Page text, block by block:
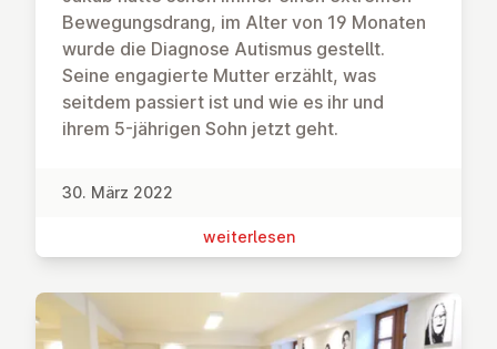
Bewegungsdrang, im Alter von 19 Monaten
wurde die Diagnose Autismus gestellt.
Seine engagierte Mutter erzählt, was
seitdem passiert ist und wie es ihr und
ihrem 5-jährigen Sohn jetzt geht.
30. März 2022
wei­ter­le­sen